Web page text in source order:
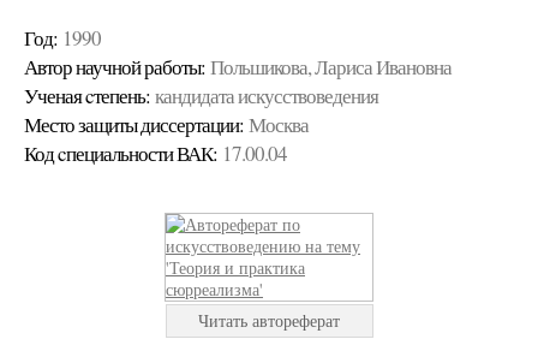
Год: 1990
Автор научной работы: Польшикова, Лариса Ивановна
Ученая cтепень: кандидата искусствоведения
Место защиты диссертации: Москва
Код cпециальности ВАК: 17.00.04
Читать автореферат